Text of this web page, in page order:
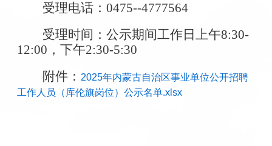
受理电话：0475--4777564
受理时间：公示期间工作日上午8:30-
12:00，下午2:30-5:30
附件： 2025年内蒙古自治区事业单位公开招聘
工作人员（库伦旗岗位）公示名单.xlsx